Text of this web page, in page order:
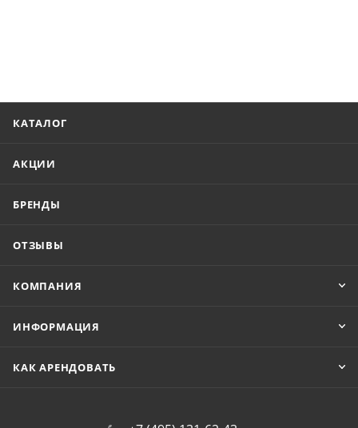
КАТАЛОГ
АКЦИИ
БРЕНДЫ
ОТЗЫВЫ
КОМПАНИЯ
ИНФОРМАЦИЯ
КАК АРЕНДОВАТЬ